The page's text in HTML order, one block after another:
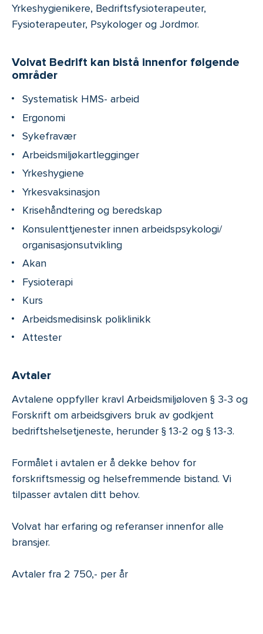
Yrkeshygienikere, Bedriftsfysioterapeuter,
Fysioterapeuter, Psykologer og Jordmor.
Volvat Bedrift kan bistå innenfor følgende
områder
Systematisk HMS- arbeid
Ergonomi
Sykefravær
Arbeidsmiljøkartlegginger
Yrkeshygiene
Yrkesvaksinasjon
Krisehåndtering og beredskap
Konsulenttjenester innen arbeidspsykologi/
organisasjonsutvikling
Akan
Fysioterapi
Kurs
Arbeidsmedisinsk poliklinikk
Attester
Avtaler
Avtalene oppfyller kravl Arbeidsmiljøloven § 3-3 og
Forskrift om arbeidsgivers bruk av godkjent
bedriftshelsetjeneste, herunder § 13-2 og § 13-3.
Formålet i avtalen er å dekke behov for
forskriftsmessig og helsefremmende bistand. Vi
tilpasser avtalen ditt behov.
Volvat har erfaring og referanser innenfor alle
bransjer.
Avtaler fra 2 750,- per år